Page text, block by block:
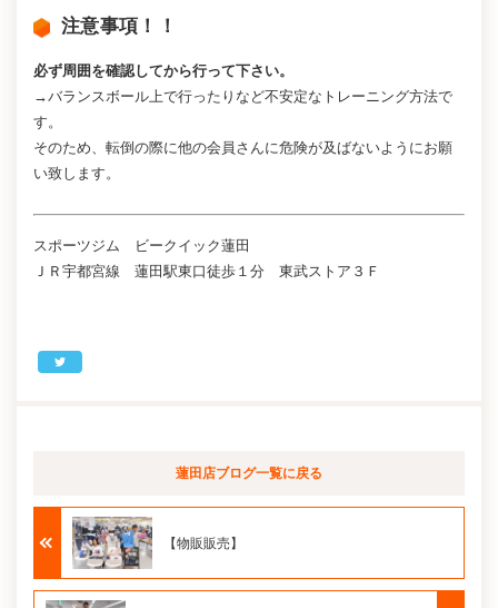
注意事項！！
必ず周囲を確認してから行って下さい。
→バランスボール上で行ったりなど不安定なトレーニング方法で
す。
そのため、転倒の際に他の会員さんに危険が及ばないようにお願
い致します。
スポーツジム ビークイック蓮田
ＪＲ宇都宮線 蓮田駅東口徒歩１分 東武ストア３Ｆ
蓮田店ブログ一覧に戻る
【物販販売】